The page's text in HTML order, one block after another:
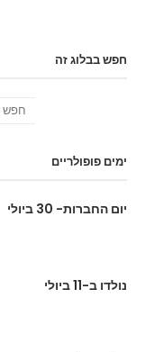
חפש בבלוג זה
ימים פופולריים
יום החברות- 30 ביולי
נולדו ב-11 ביולי